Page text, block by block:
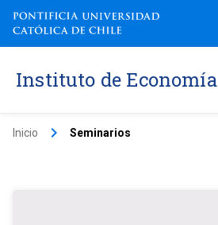
Instituto de Economía
Inicio keyboard_arrow_right Seminarios